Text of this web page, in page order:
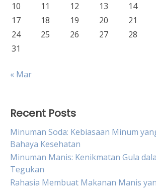
10
11 12 13 14
17
18 19 20 21
24
25 26 27 28
31
« Mar
Recent Posts
Minuman Soda: Kebiasaan Minum
Bahaya Kesehatan
Minuman Manis: Kenikmatan Gula
Tegukan
Rahasia Membuat Makanan Manis